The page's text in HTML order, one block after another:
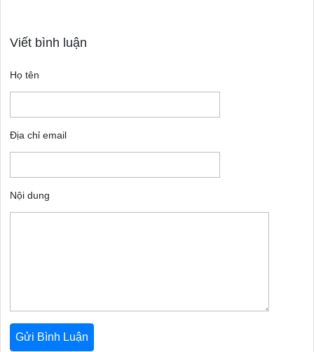
Viết bình luận
Họ tên
Địa chỉ email
Nội dung